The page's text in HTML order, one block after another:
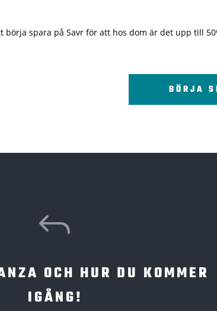
börja spara på Savr för att hos dom är det upp till
BÖRJA
J
OCH HUR DU KOMMER
IGÅNG!